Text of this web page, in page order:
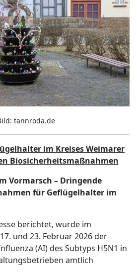
tannroda.de
im Kreises Weimarer
Biosicherheitsmaßnahmen
Vormarsch – Dringende
für Geflügelhalter im
berichtet, wurde im
und 23. Februar 2026 der
(AI) des Subtyps H5N1 in
amtlich